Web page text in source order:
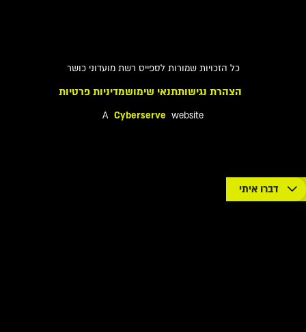
כל הזכויות שמורות לספייס רשת מועדוני כושר
הצהרת נגישותתנאי שימושמדיניות פרטיות
A Cyberserve website
דברו איתי